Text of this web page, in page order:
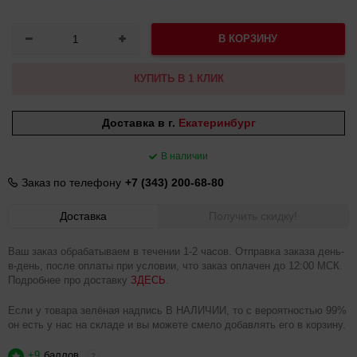
В КОРЗИНУ
КУПИТЬ В 1 КЛИК
Доставка в г. Екатеринбург
В наличии
Заказ по телефону +7 (343) 200-68-80
Доставка
Ваш заказ обрабатываем в течении 1-2 часов. Отправка заказа день-
в-день, после оплаты при условии, что заказ оплачен до 12:00 МСК.
Подробнее про доставку ЗДЕСЬ.
Если у товара зелёная надпись В НАЛИЧИИ, то с вероятностью 99%
он есть у нас на складе и вы можете смело добавлять его в корзину.